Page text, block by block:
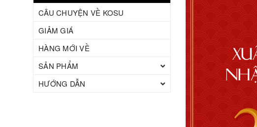
CÂU CHUYỆN VỀ KOSU
GIẢM GIÁ
HÀNG MỚI VỀ
SẢN PHẨM
HƯỚNG DẪN